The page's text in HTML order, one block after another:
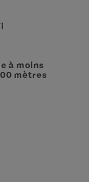
à moins
mètres